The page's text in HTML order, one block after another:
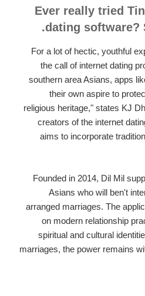
Ever really tried
dating software?
For a lot of hectic, youthful
the call of internet dating
southern area Asians, apps
their own aspire to
religious heritage," states KJ
creators of the internet
aims to incorporate
Founded in 2014, Dil Mil
Asians who will ben't
arranged marriages. The
on modern relationship
spiritual and cultural
marriages, the power remains